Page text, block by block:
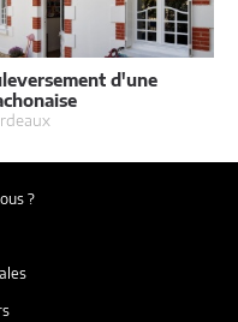
d'une
?